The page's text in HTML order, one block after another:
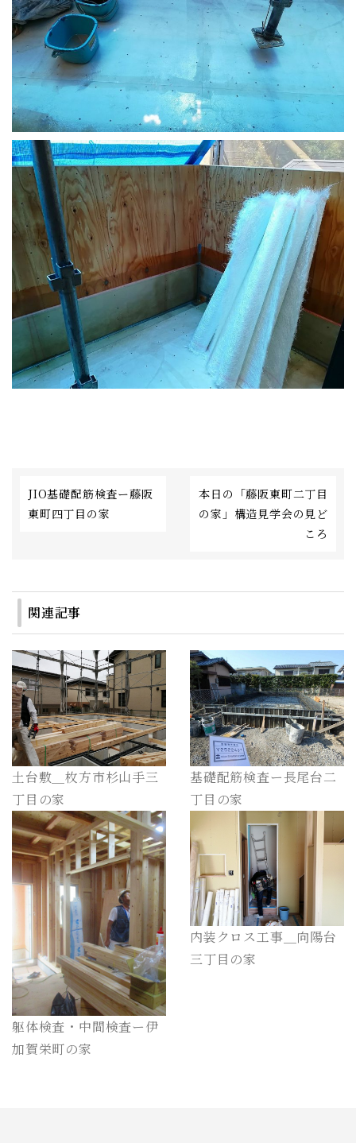
JIO基礎配筋検査ー藤阪
東町四丁目の家
本日の「藤阪東町二丁目
の家」構造見学会の見ど
ころ
関連記事
土台敷＿枚方市杉山手三
丁目の家
基礎配筋検査ー長尾台二
丁目の家
躯体検査・中間検査ー伊
加賀栄町の家
内装クロス工事＿向陽台
三丁目の家